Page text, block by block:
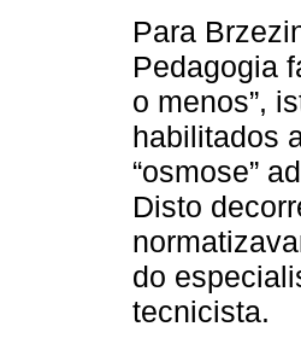
Para
Pedagogia
o menos”,
habilitados
“osmose”
Disto
do
tecnicista.